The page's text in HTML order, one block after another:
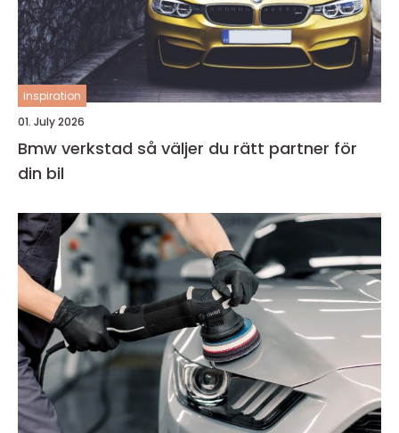
inspiration
01. July 2026
Bmw verkstad så väljer du rätt partner för
din bil